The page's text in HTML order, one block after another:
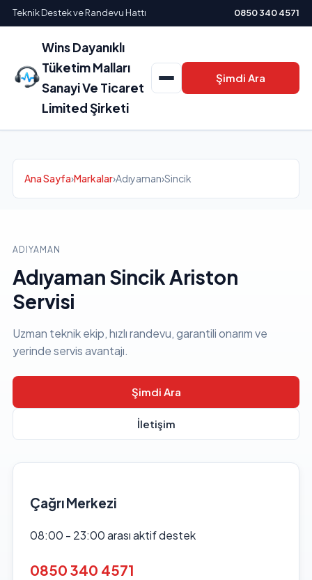
Teknik Destek ve Randevu Hattı 0850 340 4571
Wins Dayanıklı
Tüketim Malları
Sanayi Ve Ticaret
Limited Şirketi
Şimdi Ara
Ana Sayfa›Markalar›Adıyaman›Sincik
ADIYAMAN
Adıyaman Sincik Ariston
Servisi
Uzman teknik ekip, hızlı randevu, garantili onarım ve
yerinde servis avantajı.
Şimdi Ara
İletişim
Çağrı Merkezi
08:00 - 23:00 arası aktif destek
0850 340 4571